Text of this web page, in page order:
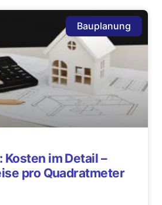
Bauplanung
Kosten im Detail –
pro Quadratmeter